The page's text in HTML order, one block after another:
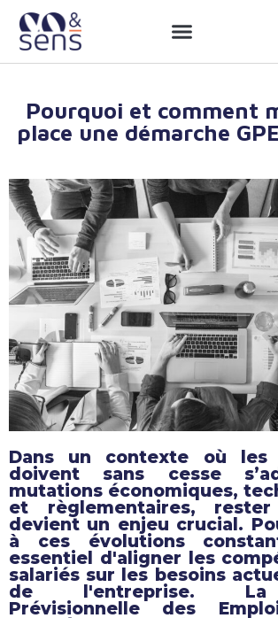
Pourquoi et comment
place une démarche
Dans un contexte où les
doivent sans cesse
mutations économiques,
et règlementaires,
devient un enjeu crucial.
à ces évolutions
essentiel d'aligner les
salariés sur les besoins
de l'entreprise. La
Prévisionnelle des